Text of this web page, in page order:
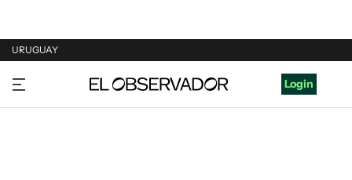
URUGUAY
URUGUAY
ARGENTINA
Login